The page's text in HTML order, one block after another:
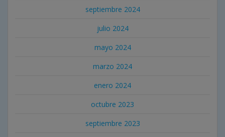
septiembre 2024
julio 2024
mayo 2024
marzo 2024
enero 2024
octubre 2023
septiembre 2023